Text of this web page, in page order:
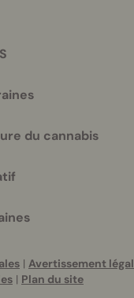
du cannabis
| Avertissement légal
| Plan du site